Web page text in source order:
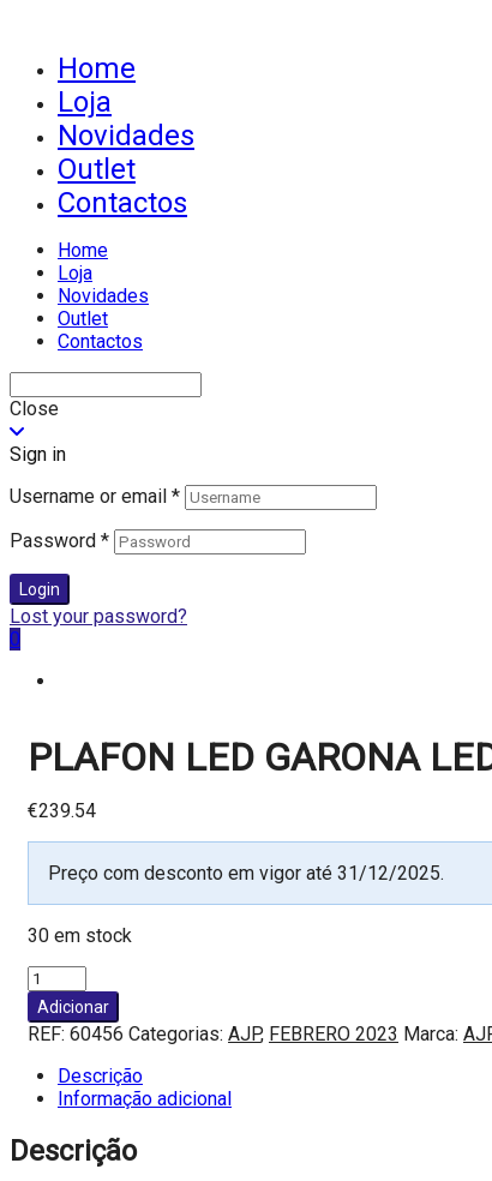
Home
Loja
Novidades
Outlet
Contactos
Home
Loja
Novidades
Outlet
Contactos
Close
Sign in
Username or email *
Password *
Login
Lost your password?
0
PLAFON LED GARONA
€239.54
Preço com desconto em vigor até 31/12/2025.
30 em stock
Quantidade
de
PLAFON
LED
GARONA
LED
40W
4560LM
2700-
Adicionar
REF: 60456 Categorias: AJP, FEBRERO 2023 Marca:
Descrição
Informação adicional
Descrição